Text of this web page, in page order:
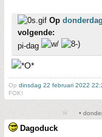
Op
volgende:
pi-dag
Op dinsdag 22 februari 2022
FOK!
•
Dagoduck